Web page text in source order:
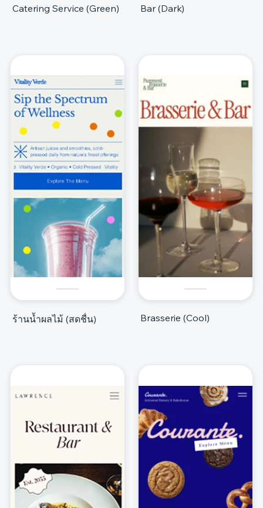
Catering Service (Green) Bar (Dark)
ร้านน้ำผลไม้ (สดชื่น) Brasserie (Cool)